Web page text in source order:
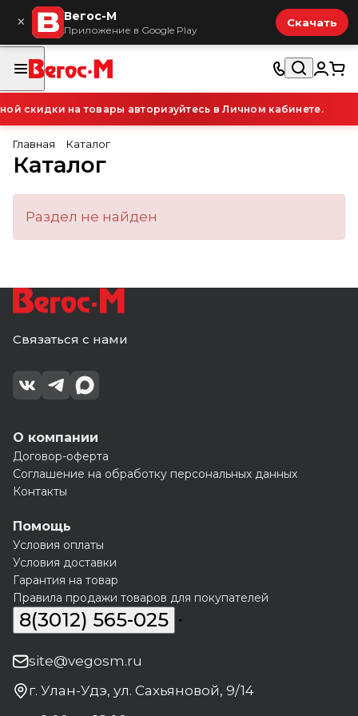
× Вегос-М
Приложение в Google Play
Скачать
скидки на товары авторизуйтесь в Личном кабинете.
Главная Каталог
Каталог
Раздел не найден
Связаться с нами
О компании
Договор-оферта
Соглашение на обработку персональных данных
Контакты
Помощь
Условия оплаты
Условия доставки
Гарантия на товар
Правила продажи товаров для покупателей
8(3012) 565-025
site@vegosm.ru
г. Улан-Удэ, ул. Сахьяновой, 9/14